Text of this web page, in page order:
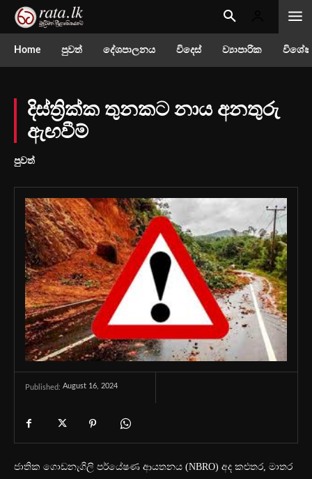
Home පුවත් දේශපාලනය විදෙස් ව්‍යාපාරික
දිස්ත්‍රික්ක තුනකට නාය අනතුරු
ඇඟවීම්
පුවත්
Published: August 16, 2024
ජාතික ගොඩනැගිලි පර්යේෂණ ආයතනය (NBRO) අද කළුතර, මාතර